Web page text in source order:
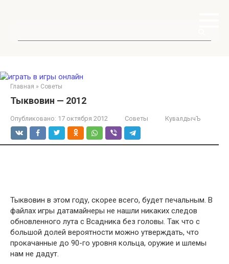
Главная » Советы
Тыквовин — 2012
Опубликовано: 17 октября 2012 Советы КувалдычЪ
Тыквовин в этом году, скорее всего, будет печальным. В
файлах игры датамайнеры не нашли никаких следов
обновленного лута с Всадника без головы. Так что с
большой долей вероятности можно утверждать, что
прокачанные до 90-го уровня кольца, оружие и шлемы
нам не дадут.